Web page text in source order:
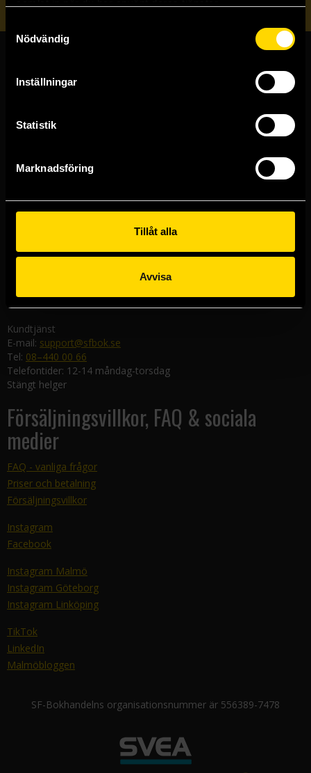
Nödvändig
Inställningar
Statistik
Marknadsföring
Tillåt alla
Avvisa
Butiker & kundtjänst
Västerlånggatan 48
Göteborgsbutiken
Kungsgatan 19
Malmöbutiken
582 19 Linköping
Kundtjänst
E-mail: support@sfbok.se
Tel: 08–440 00 66
Telefontider: 12-14 måndag-torsdag
Stängt helger
Försäljningsvillkor, FAQ & sociala
medier
FAQ - vanliga frågor
Priser och betalning
Försäljningsvillkor
Instagram
Facebook
Instagram Malmö
Instagram Göteborg
Instagram Linköping
TikTok
LinkedIn
Malmöbloggen
SF-Bokhandelns organisationsnummer är 556389-7478